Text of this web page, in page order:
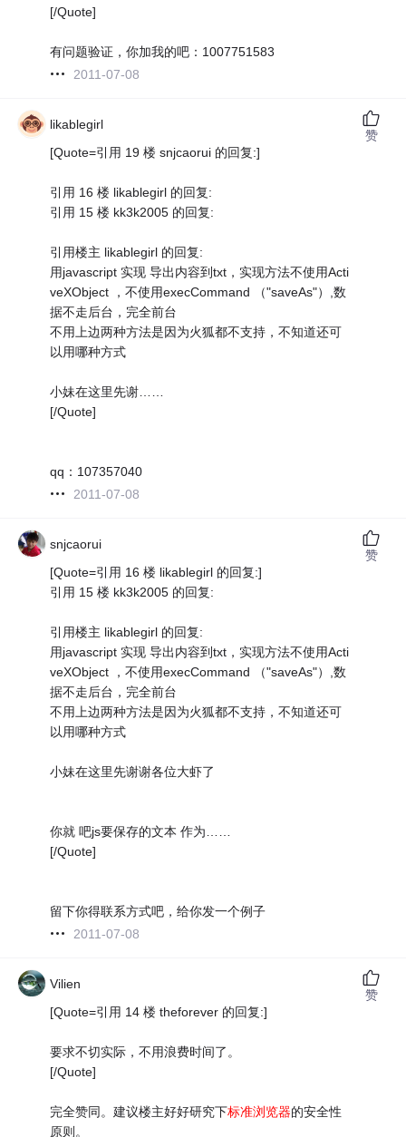
[/Quote]
有问题验证，你加我的吧：1007751583
2011-07-08
likablegirl
[Quote=引用 19 楼 snjcaorui 的回复:]
引用 16 楼 likablegirl 的回复:
引用 15 楼 kk3k2005 的回复:
引用楼主 likablegirl 的回复:
用javascript 实现 导出内容到txt，实现方法不使用Acti
veXObject ，不使用execCommand （"saveAs"）,数
据不走后台，完全前台
不用上边两种方法是因为火狐都不支持，不知道还可
以用哪种方式
小妹在这里先谢……
[/Quote]
qq：107357040
2011-07-08
赞
snjcaorui
[Quote=引用 16 楼 likablegirl 的回复:]
引用 15 楼 kk3k2005 的回复:
引用楼主 likablegirl 的回复:
用javascript 实现 导出内容到txt，实现方法不使用Acti
veXObject ，不使用execCommand （"saveAs"）,数
据不走后台，完全前台
不用上边两种方法是因为火狐都不支持，不知道还可
以用哪种方式
小妹在这里先谢谢各位大虾了
你就 吧js要保存的文本 作为……
[/Quote]
留下你得联系方式吧，给你发一个例子
2011-07-08
赞
Vilien
[Quote=引用 14 楼 theforever 的回复:]
要求不切实际，不用浪费时间了。
[/Quote]
完全赞同。建议楼主好好研究下标准浏览器的安全性
原则。
赞